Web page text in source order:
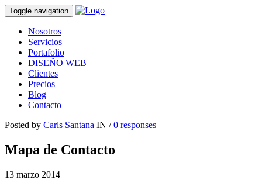
Toggle navigation
Nosotros
Servicios
Portafolio
DISEÑO WEB
Clientes
Precios
Blog
Contacto
Posted by Carls Santana IN /0 responses
Mapa de Contacto
13 marzo 2014